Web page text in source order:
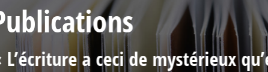
L’écriture a ceci de mystérieux